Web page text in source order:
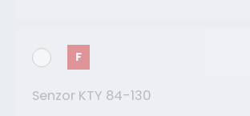
F
Senzor KTY 84-130